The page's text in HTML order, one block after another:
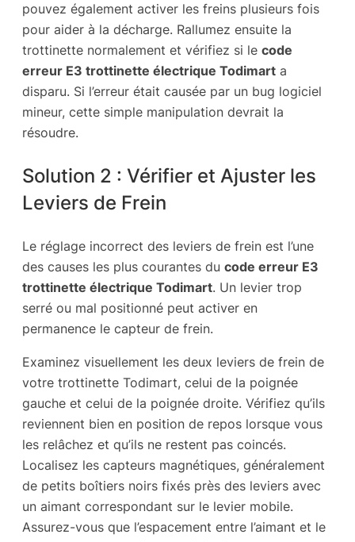
pouvez également activer les freins plusieurs fois
pour aider à la décharge. Rallumez ensuite la
trottinette normalement et vérifiez si le code
erreur E3 trottinette électrique Todimart a
disparu. Si l’erreur était causée par un bug logiciel
mineur, cette simple manipulation devrait la
résoudre.
Solution 2 : Vérifier et Ajuster les
Leviers de Frein
Le réglage incorrect des leviers de frein est l’une
des causes les plus courantes du code erreur E3
trottinette électrique Todimart. Un levier trop
serré ou mal positionné peut activer en
permanence le capteur de frein.
Examinez visuellement les deux leviers de frein de
votre trottinette Todimart, celui de la poignée
gauche et celui de la poignée droite. Vérifiez qu’ils
reviennent bien en position de repos lorsque vous
les relâchez et qu’ils ne restent pas coincés.
Localisez les capteurs magnétiques, généralement
de petits boîtiers noirs fixés près des leviers avec
un aimant correspondant sur le levier mobile.
Assurez-vous que l’espacement entre l’aimant et le